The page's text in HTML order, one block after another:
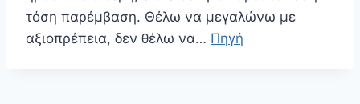
τόση παρέμβαση. Θέλω να μεγαλώνω με
αξιοπρέπεια, δεν θέλω να… Πηγή